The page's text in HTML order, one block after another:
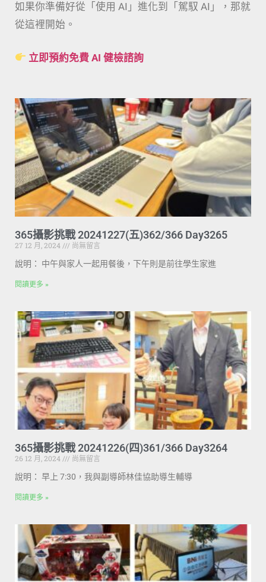
如果你準備好從「使用 AI」進化到「駕馭 AI」，那就
從這裡開始。
立即預約免費 AI 健檢諮詢
365攝影挑戰 20241227(五)362/366 Day3265
27 12 月, 2024
尚無留言
說明： 中午與家人一起用餐後，下午則是前往學生家進
閱讀更多 »
365攝影挑戰 20241226(四)361/366 Day3264
26 12 月, 2024
尚無留言
說明： 早上 7:30，我與副導師林佳協助導生輔導
閱讀更多 »